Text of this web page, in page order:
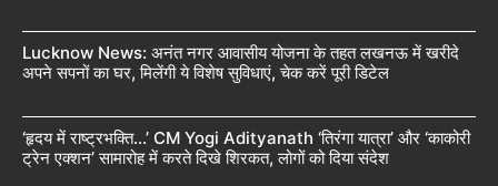
Lucknow News: अनंत नगर आवासीय योजना के तहत लखनऊ में खरीदे
अपने सपनों का घर, मिलेंगी ये विशेष सुविधाएं, चेक करें पूरी डिटेल
‘हृदय में राष्ट्रभक्ति…’ CM Yogi Adityanath ‘तिरंगा यात्रा’ और ‘काकोरी
ट्रेन एक्शन’ सामारोह में करते दिखे शिरकत, लोगों को दिया संदेश